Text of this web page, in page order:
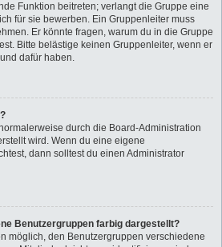
Funktion beitreten; verlangt die Gruppe eine
für sie bewerben. Ein Gruppenleiter muss
Er könnte fragen, warum du in die Gruppe
Bitte belästige keinen Gruppenleiter, wenn er
dafür haben.
durch die Board-Administration
wird. Wenn du eine eigene
dann solltest du einen Administrator
Benutzergruppen farbig dargestellt?
möglich, den Benutzergruppen verschiedene